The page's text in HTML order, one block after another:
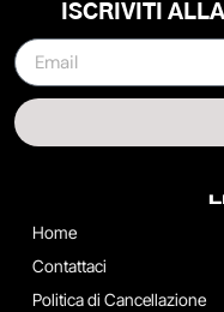
Home
Contattaci
Politica di Cancellazione
ISCRIVITI